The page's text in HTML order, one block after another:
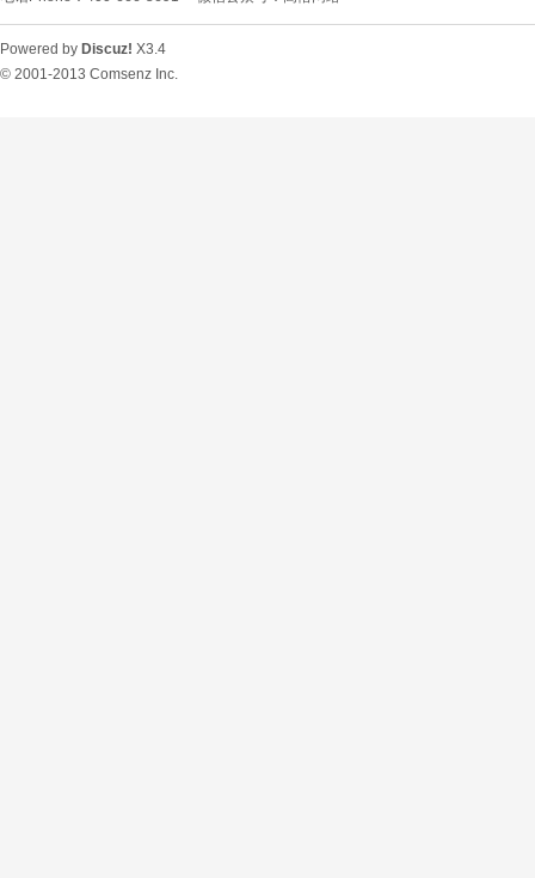
Powered by Discuz! X3.4
© 2001-2013 Comsenz Inc.